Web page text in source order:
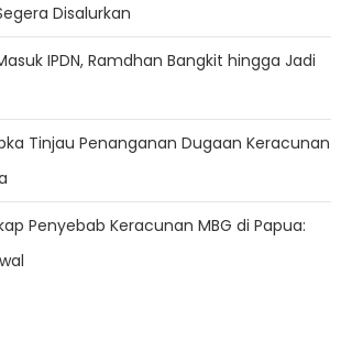
Disalurkan
IPDN, Ramdhan Bangkit hingga Jadi
Tinjau Penanganan Dugaan Keracunan
Penyebab Keracunan MBG di Papua: